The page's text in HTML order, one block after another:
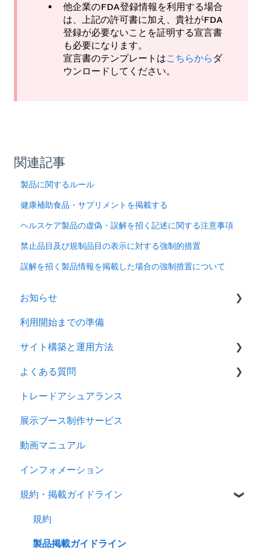
他企業のFDA登録情報を利用する場合
は、上記の許可書に加え、貴社がFDA
登録が必要ないことを証明する宣言書
も必要になります。
宣言書のテンプレートはこちらから ダ
ウンロードしてください。
関連記事
製品に関するルール
健康補助食品・サプリメントを掲載する
ヘルスケア製品の虚偽・誤解を招く記述に関する注意事項
禁止品目及び規制品目の表示に対する強制的措置
誤解を招く製品情報を掲載した場合の強制措置について
お知らせ
2026年
2025年
2024年
利用開始までの準備
サイト構築と運用方法
会社情報を登録する
製品ページ登録の準備をする
製品ページを登録する
バイヤーからのメッセージに返信する
RFQを使ってバイヤーに売り込む
キーワード広告を利用する
サイトパフォーマンスを分析する
よくある質問
ログイン
アカウント
製品情報
メッセージ
RFQ
広告
分析
トレードアシュアランス
展示ブース制作サービス
動画マニュアル
インフォメーション
規約・掲載ガイドライン
規約
製品掲載ガイドライン